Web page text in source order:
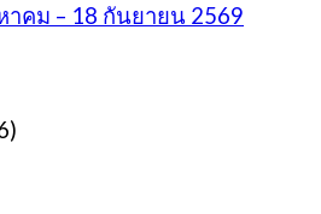
าคม – 18 กันยายน 2569